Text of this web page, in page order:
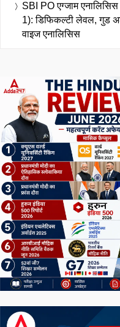
SBI PO एग्जाम
1): डिफिकल्टी लेवल, गुड
वाइज एनालिसिस